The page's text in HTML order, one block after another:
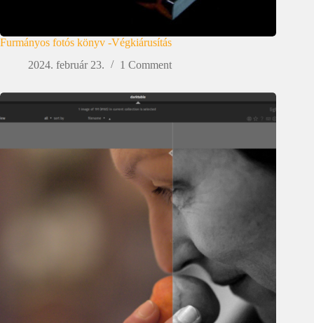
Furmányos fotós könyv -Végkiárusítás
2024. február 23.
1 Comment